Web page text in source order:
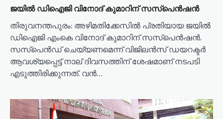
ജയിൽ ഡിഐജി വിനോദ് കുമാറിന് സസ്പെൻഷൻ
തിരുവനന്തപുരം: അഴിമതിക്കേസിൽ പ്രതിയായ ജയിൽ
ഡിഐജി എംകെ വിനോദ് കുമാറിന് സസ്പെൻഷൻ.
സസ്പെൻഡ് ചെയ്യണമെന്ന് വിജിലൻസ് ഡയറക്ടർ
ആവശ്യപ്പെട്ട് നാല് ദിവസത്തിന് ശേഷമാണ് നടപടി
എടുത്തിരിക്കുന്നത്. വൻ…